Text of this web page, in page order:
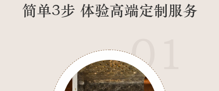
简单3步 体验高端定制服务
01